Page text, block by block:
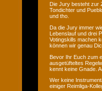
Die Jury besteht zur
Tondichter und
und tho.
Da die Jury immer
Lebenslauf und drei
Votingskills machen
können wir genau
Bevor Ihr Euch zum
ausgetüfteltes
kennt keine Gnade.
Wer keine
einiger Reimliga-